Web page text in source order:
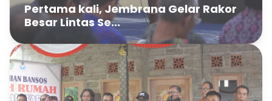
Pertama kali, Jembrana Gelar Rakor
Besar Lintas Se...